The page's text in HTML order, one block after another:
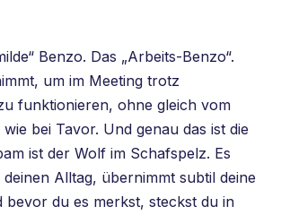
Benzo. Das „Arbeits-Benzo“.
um im Meeting trotz
funktionieren, ohne gleich vom
bei Tavor. Und genau das ist die
ist der Wolf im Schafspelz. Es
Alltag, übernimmt subtil deine
bevor du es merkst, steckst du in